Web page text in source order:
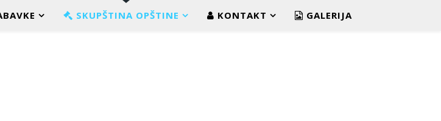
SKUPŠTINA OPŠTINE KONTAKT GALERIJA